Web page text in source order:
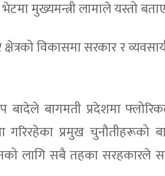
मुख्यमन्त्री लामाले यस्तो
विकासमा सरकार र
बागमती प्रदेशमा
प्रमुख चुनौतीहरूको
लागि सबै तहका सरहकारले